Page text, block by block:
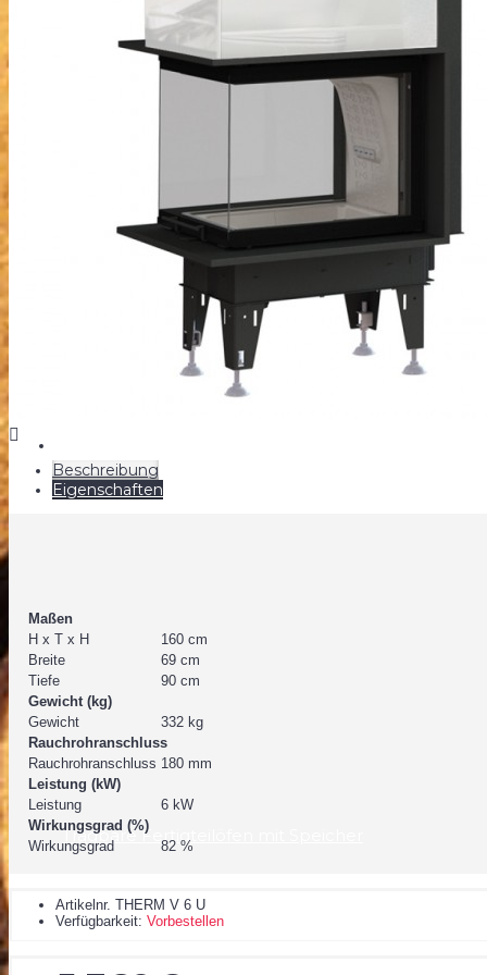
Wärmespeicher Kaminofen
Gussofen
Tragbare Fertigteilöfen mit Speicher
Beschreibung
Eigenschaften
Maßen
H x T x H
160 cm
Breite
69 cm
Tiefe
90 cm
Gewicht (kg)
Gewicht
332 kg
Rauchrohranschluss
Rauchrohranschluss 180 mm
Leistung (kW)
Leistung
6 kW
Wirkungsgrad (%)
Wirkungsgrad
82 %
Artikelnr. THERM V 6 U
Verfügbarkeit: Vorbestellen